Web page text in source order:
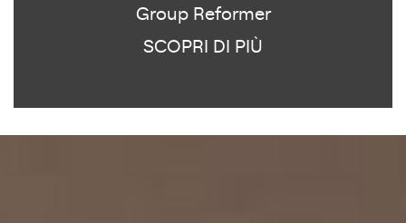
Group Reformer
SCOPRI DI PIÙ